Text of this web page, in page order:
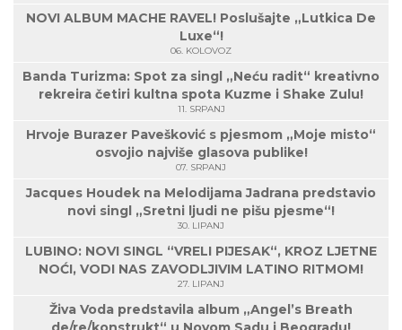
NOVI ALBUM MACHE RAVEL! Poslušajte „Lutkica De
Luxe“!
06. KOLOVOZ
Banda Turizma: Spot za singl „Neću radit“ kreativno
rekreira četiri kultna spota Kuzme i Shake Zulu!
11. SRPANJ
Hrvoje Burazer Pavešković s pjesmom „Moje misto“
osvojio najviše glasova publike!
07. SRPANJ
Jacques Houdek na Melodijama Jadrana predstavio
novi singl „Sretni ljudi ne pišu pjesme“!
30. LIPANJ
LUBINO: NOVI SINGL “VRELI PIJESAK“, KROZ LJETNE
NOĆI, VODI NAS ZAVODLJIVIM LATINO RITMOM!
27. LIPANJ
Živa Voda predstavila album „Angel’s Breath